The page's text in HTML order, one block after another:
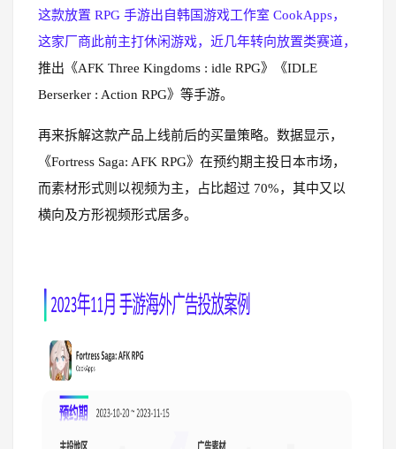
这款放置 RPG 手游出自韩国游戏工作室 CookApps，
这家厂商此前主打休闲游戏，近几年转向放置类赛道，
推出《AFK Three Kingdoms : idle RPG》《IDLE
Berserker : Action RPG》等手游。
再来拆解这款产品上线前后的买量策略。数据显示，
《Fortress Saga: AFK RPG》在预约期主投日本市场，
而素材形式则以视频为主，占比超过 70%，其中又以
横向及方形视频形式居多。